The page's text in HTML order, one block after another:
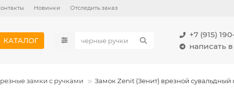
Новинки Отследить заказ
КАТАЛОГ
+7 (915)
написать
замки с ручками Замок Zenit (Зенит) врезной сувальдный